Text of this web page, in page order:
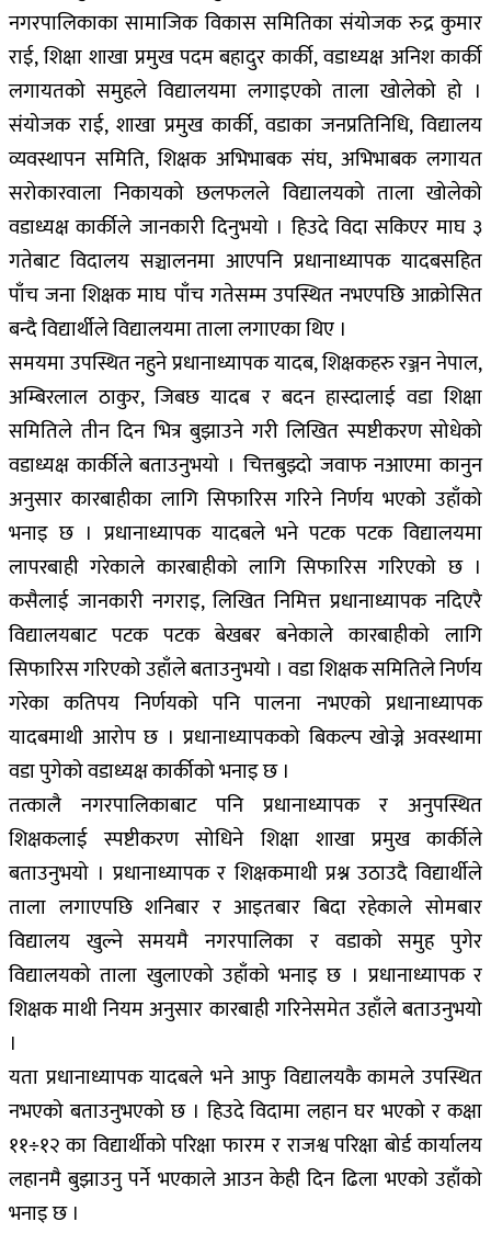
नगरपालिकाका सामाजिक विकास समितिका संयोजक रुद्र कुमार
राई, शिक्षा शाखा प्रमुख पदम बहादुर कार्की, वडाध्यक्ष अनिश कार्की
लगायतको समुहले विद्यालयमा लगाइएको ताला खोलेको हो ।
संयोजक राई, शाखा प्रमुख कार्की, वडाका जनप्रतिनिधि, विद्यालय
व्यवस्थापन समिति, शिक्षक अभिभाबक संघ, अभिभाबक लगायत
सरोकारवाला निकायको छलफलले विद्यालयको ताला खोलेको
वडाध्यक्ष कार्कीले जानकारी दिनुभयो । हिउदे विदा सकिएर माघ ३
गतेबाट विदालय सञ्चालनमा आएपनि प्रधानाध्यापक यादबसहित
पाँच जना शिक्षक माघ पाँच गतेसम्म उपस्थित नभएपछि आक्रोसित
बन्दै विद्यार्थीले विद्यालयमा ताला लगाएका थिए ।
समयमा उपस्थित नहुने प्रधानाध्यापक यादब, शिक्षकहरु रञ्जन नेपाल,
अम्बिरलाल ठाकुर, जिबछ यादब र बदन हास्दालाई वडा शिक्षा
समितिले तीन दिन भित्र बुझाउने गरी लिखित स्पष्टीकरण सोधेको
वडाध्यक्ष कार्कीले बताउनुभयो । चित्तबुझ्दो जवाफ नआएमा कानुन
अनुसार कारबाहीका लागि सिफारिस गरिने निर्णय भएको उहाँको
भनाइ छ । प्रधानाध्यापक यादबले भने पटक पटक विद्यालयमा
लापरबाही गरेकाले कारबाहीको लागि सिफारिस गरिएको छ ।
कसैलाई जानकारी नगराइ, लिखित निमित्त प्रधानाध्यापक नदिएरै
विद्यालयबाट पटक पटक बेखबर बनेकाले कारबाहीको लागि
सिफारिस गरिएको उहाँले बताउनुभयो । वडा शिक्षक समितिले निर्णय
गरेका कतिपय निर्णयको पनि पालना नभएको प्रधानाध्यापक
यादबमाथी आरोप छ । प्रधानाध्यापकको बिकल्प खोज्ने अवस्थामा
वडा पुगेको वडाध्यक्ष कार्कीको भनाइ छ ।
तत्कालै नगरपालिकाबाट पनि प्रधानाध्यापक र अनुपस्थित
शिक्षकलाई स्पष्टीकरण सोधिने शिक्षा शाखा प्रमुख कार्कीले
बताउनुभयो । प्रधानाध्यापक र शिक्षकमाथी प्रश्न उठाउदै विद्यार्थीले
ताला लगाएपछि शनिबार र आइतबार बिदा रहेकाले सोमबार
विद्यालय खुल्ने समयमै नगरपालिका र वडाको समुह पुगेर
विद्यालयको ताला खुलाएको उहाँको भनाइ छ । प्रधानाध्यापक र
शिक्षक माथी नियम अनुसार कारबाही गरिनेसमेत उहाँले बताउनुभयो
।
यता प्रधानाध्यापक यादबले भने आफु विद्यालयकै कामले उपस्थित
नभएको बताउनुभएको छ । हिउदे विदामा लहान घर भएको र कक्षा
११÷१२ का विद्यार्थीको परिक्षा फारम र राजश्व परिक्षा बोर्ड कार्यालय
लहानमै बुझाउनु पर्ने भएकाले आउन केही दिन ढिला भएको उहाँको
भनाइ छ ।